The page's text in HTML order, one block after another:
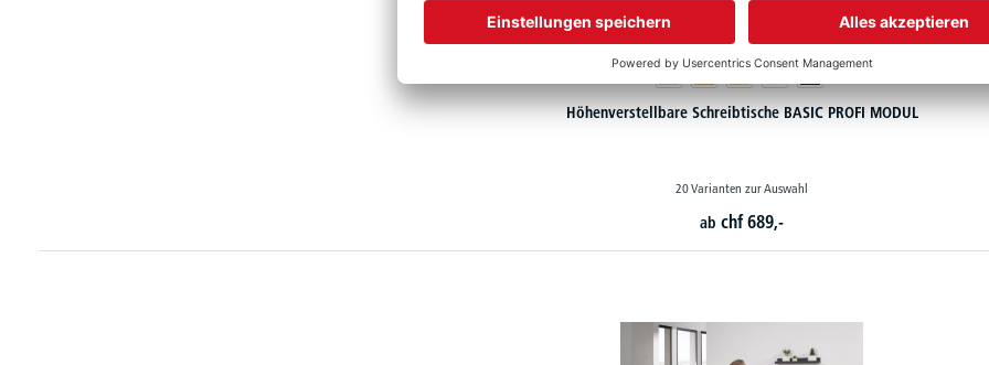
Höhenverstellbare Schreibtische BASIC PROFI MODUL
20 Varianten zur Auswahl
ab chf 689,-